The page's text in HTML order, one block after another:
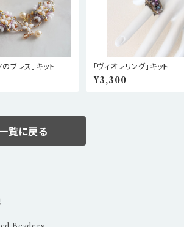
ブレス」キット 「ヴィオレリング」キット
¥3,300
覧に戻る